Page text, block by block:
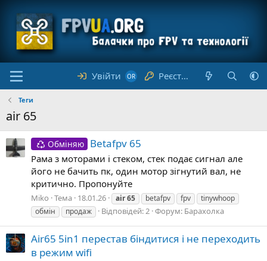
Увійти Реєстрація
Теги
air 65
Обміняю Betafpv 65
Рама з моторами і стеком, стек подає сигнал але
його не бачить пк, один мотор зігнутий вал, не
критично. Пропонуйте
Miko Тема 18.01.26 air65 betafpv fpv
tinywhoop
обмін
продаж Відповідей: 2 Форум: Барахолка
Air65 5in1 перестав біндитися і не переходить
в режим wifi